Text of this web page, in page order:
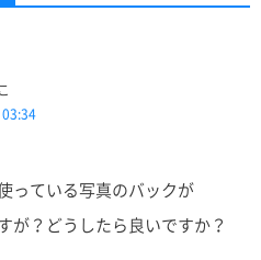
っている写真のバックが
が？どうしたら良いですか？